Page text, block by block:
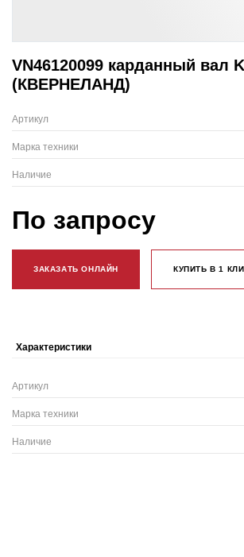
VN46120099 карданный вал
(КВЕРНЕЛАНД)
Артикул
Марка техники
Наличие
По запросу
ЗАКАЗАТЬ ОНЛАЙН КУПИТЬ В 1
Характеристики
Артикул
Марка техники
Наличие